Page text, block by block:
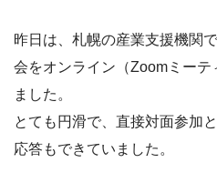
昨日は、札幌の産業支援機関
会をオンライン（Zoomミー
ました。
とても円滑で、直接対面参加
応答もできていました。